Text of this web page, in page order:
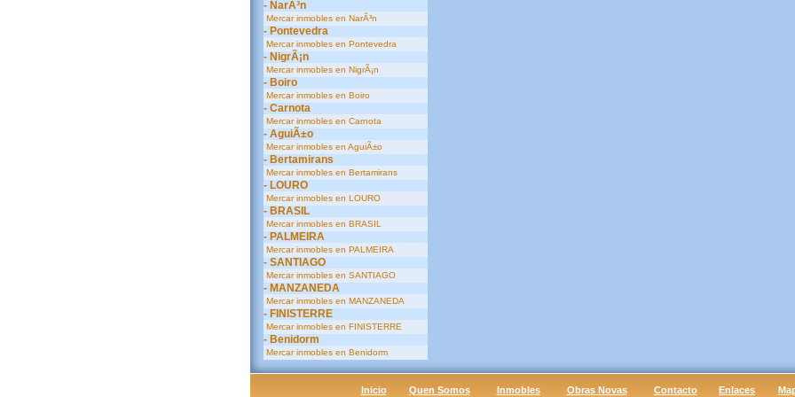
- NarÃ³n
Mercar inmobles en NarÃ³n
- Pontevedra
Mercar inmobles en Pontevedra
- NigrÃ¡n
Mercar inmobles en NigrÃ¡n
- Boiro
Mercar inmobles en Boiro
- Carnota
Mercar inmobles en Carnota
- AguiÃ±o
Mercar inmobles en AguiÃ±o
- Bertamirans
Mercar inmobles en Bertamirans
- LOURO
Mercar inmobles en LOURO
- BRASIL
Mercar inmobles en BRASIL
- PALMEIRA
Mercar inmobles en PALMEIRA
- SANTIAGO
Mercar inmobles en SANTIAGO
- MANZANEDA
Mercar inmobles en MANZANEDA
- FINISTERRE
Mercar inmobles en FINISTERRE
- Benidorm
Mercar inmobles en Benidorm
Inicio Quen Somos Inmobles Obras Novas Contacto Enlaces